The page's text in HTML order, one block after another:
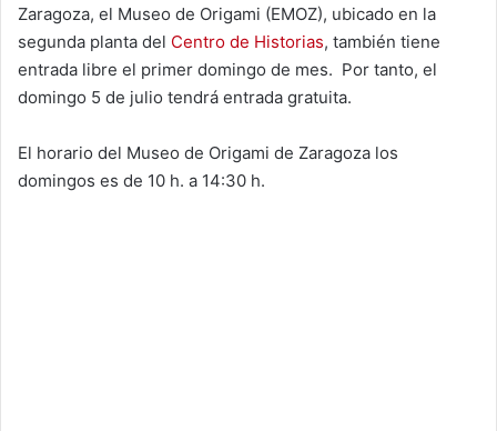
Zaragoza, el Museo de Origami (EMOZ), ubicado en la
segunda planta del Centro de Historias, también tiene
entrada libre el primer domingo de mes. Por tanto, el
domingo 5 de julio tendrá entrada gratuita.
El horario del Museo de Origami de Zaragoza los
domingos es de 10 h. a 14:30 h.